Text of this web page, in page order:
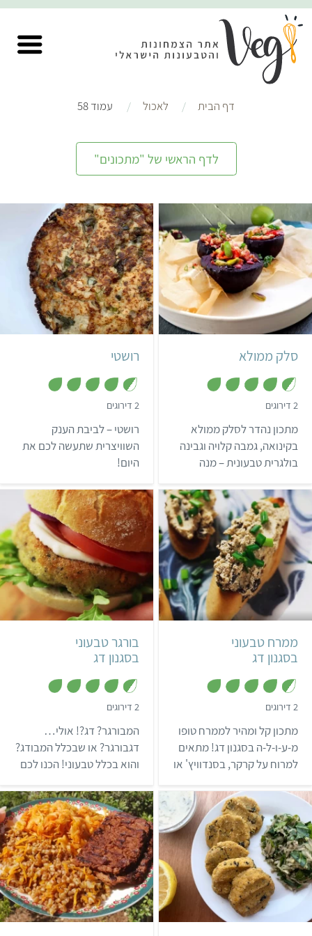
נ
י
ם
ט
ב
ם
ו
צ
מ
ח
ו
ע
מ
ו
ד
5
8
דף הבית לאכול עמוד 58
לדף הראשי של "מתכונים"
קל שעה ו-30 דקות
8 חצאי סלקים ממולאים
סלק ממולא
2 דירוגים
5
מ
ת
ו
מתכון נהדר לסלק ממולא
בקינואה, גמבה קלויה וגבינה
בולגרית טבעונית – מנה
מלאה בחלבון וקלה להכנה.
קל 50 דקות
לביבה גדולה
רושטי
2 דירוגים
5
מ
ת
רושטי – לביבת הענק
השוויצרית שתעשה לכם את
היום!
קל
ממרח טבעוני
בסגנון דג
2 דירוגים
.
5
מ
ת
ו
מתכון קל ומהיר לממרח טופו
מ-ע-ו-ל-ה בסגנון דג! מתאים
למרוח על קרקר, בסנדוויץ' או
קל
בורגר טבעוני
בסגנון דג
2 דירוגים
.
5
מ
ת
ו
המבורגר? דג?! אולי…
דגבורגר? או שבכלל המבודג?
והוא בכלל טבעוני! הכנו לכם
בסגנון דג, לא פחות ממושלם
– התענוג מובטח!
קל 20 דקות
18 קציצות
קל שעה ו-30 דקות
4 מנות